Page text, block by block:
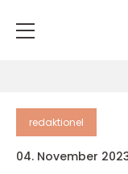
redaktionel
04. November